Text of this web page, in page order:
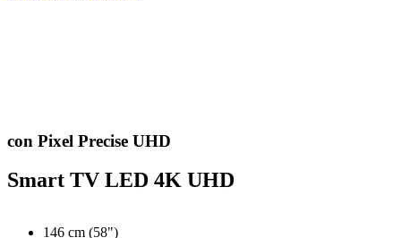
con Pixel Precise UHD
Smart TV LED 4K UHD
146 cm (58")